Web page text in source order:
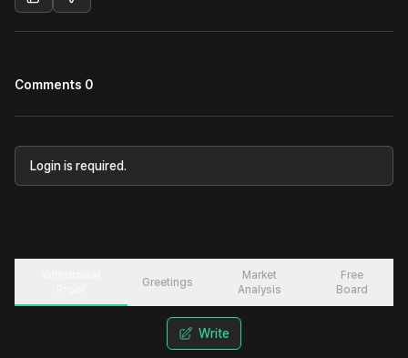
Comments 0
Login is required.
Greetings
Market
Analysis
Free
Board
Write